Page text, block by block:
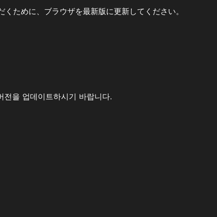
ために、ブラウザを最新版に更新してください。
을 업데이트하시기 바랍니다.